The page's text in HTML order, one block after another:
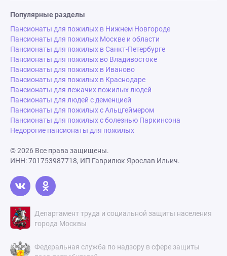
Популярные разделы
Пансионаты для пожилых в Нижнем Новгороде
Пансионаты для пожилых Москве и области
Пансионаты для пожилых в Санкт-Петербурге
Пансионаты для пожилых во Владивостоке
Пансионаты для пожилых в Иваново
Пансионаты для пожилых в Краснодаре
Пансионаты для лежачих пожилых людей
Пансионаты для людей с деменцией
Пансионаты для пожилых с Альцгеймером
Пансионаты для пожилых с болезнью Паркинсона
Недорогие пансионаты для пожилых
© 2026 Все права защищены.
ИНН: 701753987718, ИП Гаврилюк Ярослав Ильич.
Департамент труда и социальной защиты населения
города Москвы
Федеральная служба по надзору в сфере защиты